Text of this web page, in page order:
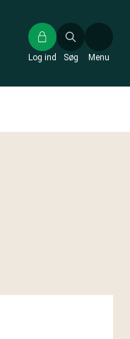
Søg
Log ind Menu